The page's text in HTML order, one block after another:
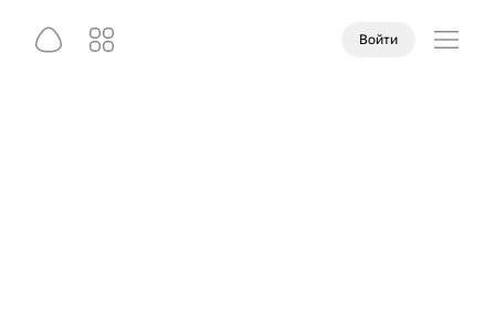
Войти